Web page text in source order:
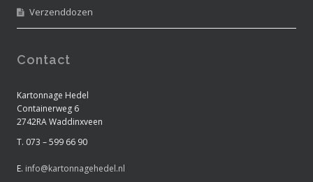
Verzenddozen
Contact
Kartonnage Hedel
Containerweg 6
2742RA Waddinxveen
T. 073 – 599 66 90
E. info@kartonnagehedel.nl